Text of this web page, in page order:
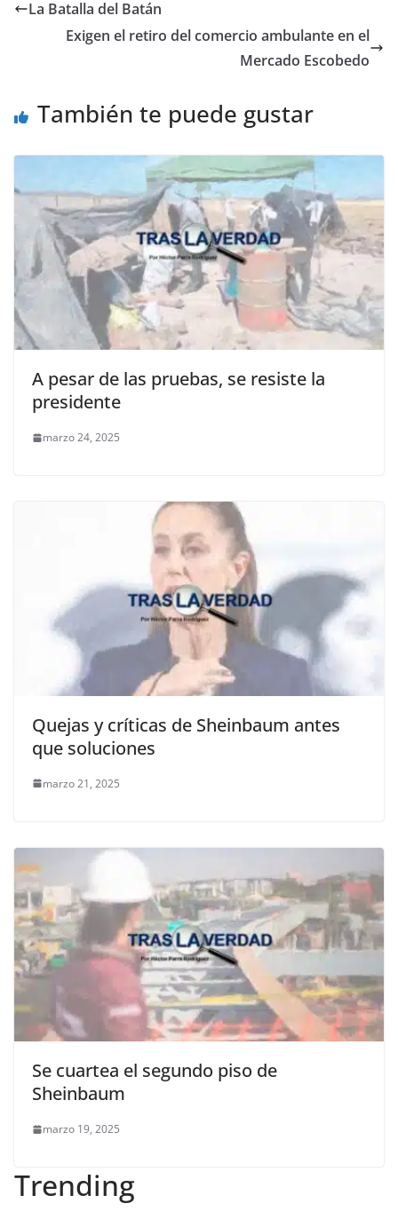
b
k
A n a
m
ar
tir
La Batalla del Batán
Exigen el retiro del comercio ambulante en el
Mercado Escobedo
También te puede gustar
A pesar de las pruebas, se resiste la
presidente
marzo 24, 2025
Quejas y críticas de Sheinbaum antes
que soluciones
marzo 21, 2025
Se cuartea el segundo piso de
Sheinbaum
marzo 19, 2025
Trending